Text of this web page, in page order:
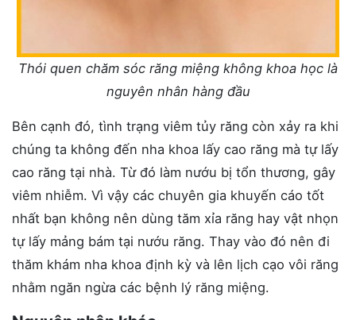
Thói quen chăm sóc răng miệng không khoa học là
nguyên nhân hàng đầu
Bên cạnh đó, tình trạng viêm tủy răng còn xảy ra khi
chúng ta không đến nha khoa lấy cao răng mà tự lấy
cao răng tại nhà. Từ đó làm nướu bị tổn thương, gây
viêm nhiễm. Vì vậy các chuyên gia khuyến cáo tốt
nhất bạn không nên dùng tăm xỉa răng hay vật nhọn
tự lấy mảng bám tại nướu răng. Thay vào đó nên đi
thăm khám nha khoa định kỳ và lên lịch cạo vôi răng
nhằm ngăn ngừa các bệnh lý răng miệng.